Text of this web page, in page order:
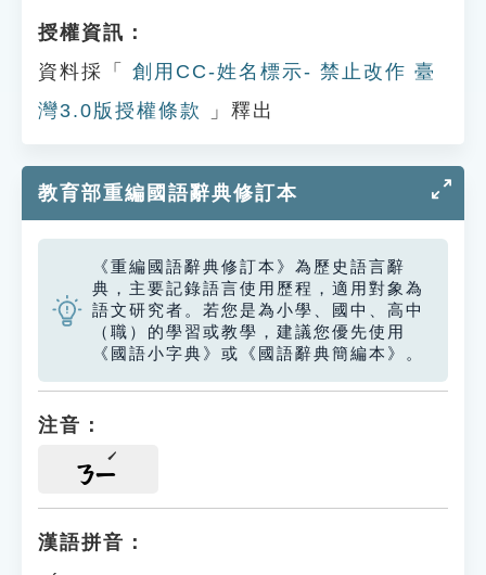
授權資訊：
資料採「
創用CC-姓名標示- 禁止改作 臺
灣3.0版授權條款
」釋出
教育部重編國語辭典修訂本
《重編國語辭典修訂本》為歷史語言辭
典，主要記錄語言使用歷程，適用對象為
語文研究者。若您是為小學、國中、高中
（職）的學習或教學，建議您優先使用
《國語小字典》或《國語辭典簡編本》。
注音：
ㄋㄧ
漢語拼音：